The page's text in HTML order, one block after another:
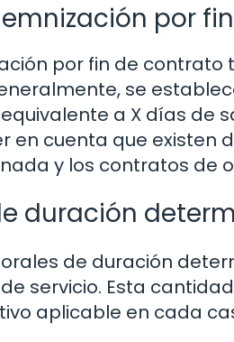
por
por fin de
se
a X días de
en cuenta que existen
y los contratos de
duración
de duración
servicio. Esta
aplicable en cada